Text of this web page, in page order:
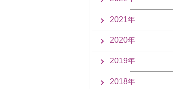
2021年
2020年
2019年
2018年